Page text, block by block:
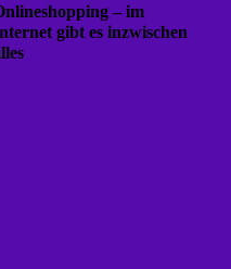
– im
gibt es inzwischen